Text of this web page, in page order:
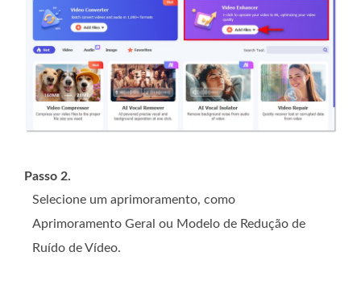
Passo 2.
Selecione um aprimoramento, como
Aprimoramento Geral ou Modelo de Redução de
Ruído de Vídeo.